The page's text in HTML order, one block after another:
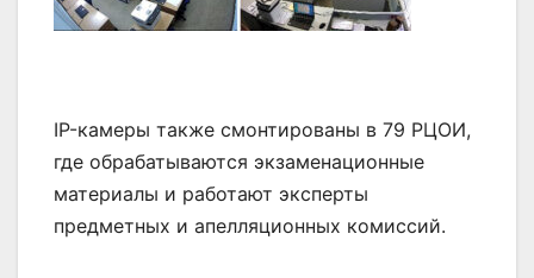
IP-камеры также смонтированы в 79 РЦОИ,
где обрабатываются экзаменационные
материалы и работают эксперты
предметных и апелляционных комиссий.